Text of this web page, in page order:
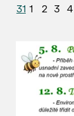
31 1 2 3 4